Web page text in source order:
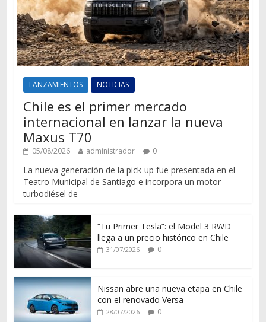
LANZAMIENTOS NOTICIAS
Chile es el primer mercado
internacional en lanzar la nueva
Maxus T70
05/08/2026 administrador 0
La nueva generación de la pick-up fue presentada en el
Teatro Municipal de Santiago e incorpora un motor
turbodiésel de
“Tu Primer Tesla”: el Model 3 RWD
llega a un precio histórico en Chile
31/07/2026 0
Nissan abre una nueva etapa en Chile
con el renovado Versa
28/07/2026 0